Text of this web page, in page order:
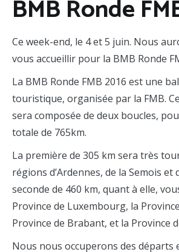
BMB Ronde
Ce week-end, le 4 et 5 juin. Nous
vous accueillir pour la BMB Ronde
La BMB Ronde FMB 2016 est une
touristique, organisée par la FMB.
sera composée de deux boucles,
totale de 765km.
La première de 305 km sera très
régions d’Ardennes, de la Semois et
seconde de 460 km, quant à elle,
Province de Luxembourg, la
Province de Brabant, et la Province
Nous nous occuperons des départs